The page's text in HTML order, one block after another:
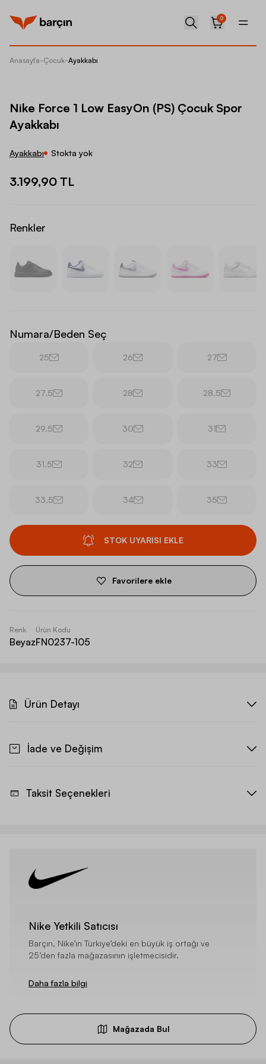
0
Anasayfa-Çocuk-Ayakkabı
Nike Force 1 Low EasyOn (PS) Çocuk Spor
Ayakkabı
Ayakkabı Stokta yok
3.199,90 TL
Renkler
Numara/Beden Seç
25 26 27
27.5 28 28.5
29.5 30 31
31.5 32 33
33.5 34 35
STOK UYARISI EKLE
Favorilere ekle
Renk
Beyaz
Ürün Kodu
FN0237-105
Ürün Detayı
İade ve Değişim
Taksit Seçenekleri
Nike Yetkili Satıcısı
Barçın, Nike’ın Türkiye’deki en büyük iş ortağı ve
25’den fazla mağazasının işletmecisidir.
Daha fazla bilgi
Mağazada Bul